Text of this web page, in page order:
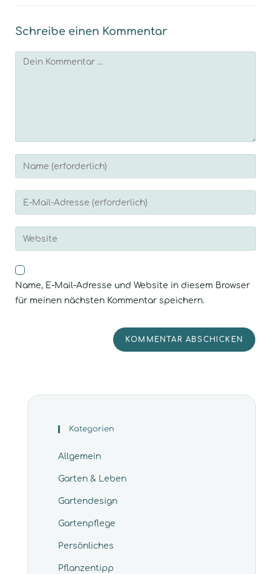
Schreibe einen Kommentar
Name, E-Mail-Adresse und Website in diesem Browser
für meinen nächsten Kommentar speichern.
Kategorien
Allgemein
Garten & Leben
Gartendesign
Gartenpflege
Persönliches
Pflanzentipp